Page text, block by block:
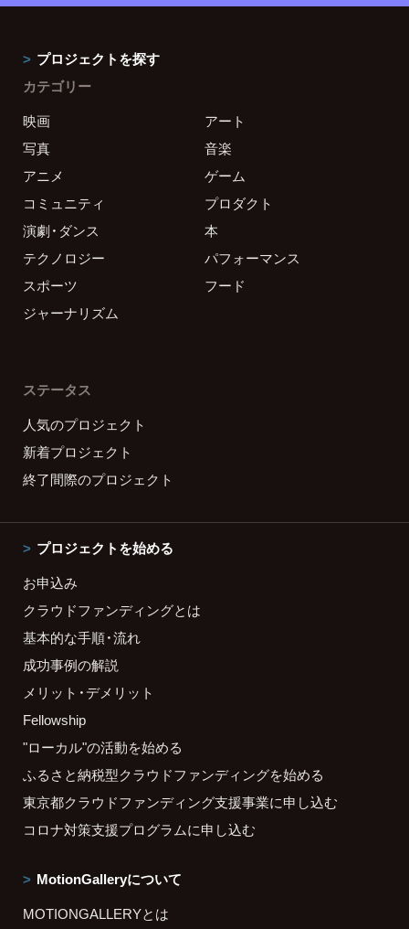
プロジェクトを探す
カテゴリー
映画
アート
写真
音楽
アニメ
ゲーム
コミュニティ
プロダクト
演劇・ダンス
本
テクノロジー
パフォーマンス
スポーツ
フード
ジャーナリズム
ステータス
人気のプロジェクト
新着プロジェクト
終了間際のプロジェクト
プロジェクトを始める
お申込み
クラウドファンディングとは
基本的な手順・流れ
成功事例の解説
メリット・デメリット
Fellowship
"ローカル"の活動を始める
ふるさと納税型クラウドファンディングを始める
東京都クラウドファンディング支援事業に申し込む
コロナ対策支援プログラムに申し込む
MotionGalleryについて
MOTIONGALLERYとは